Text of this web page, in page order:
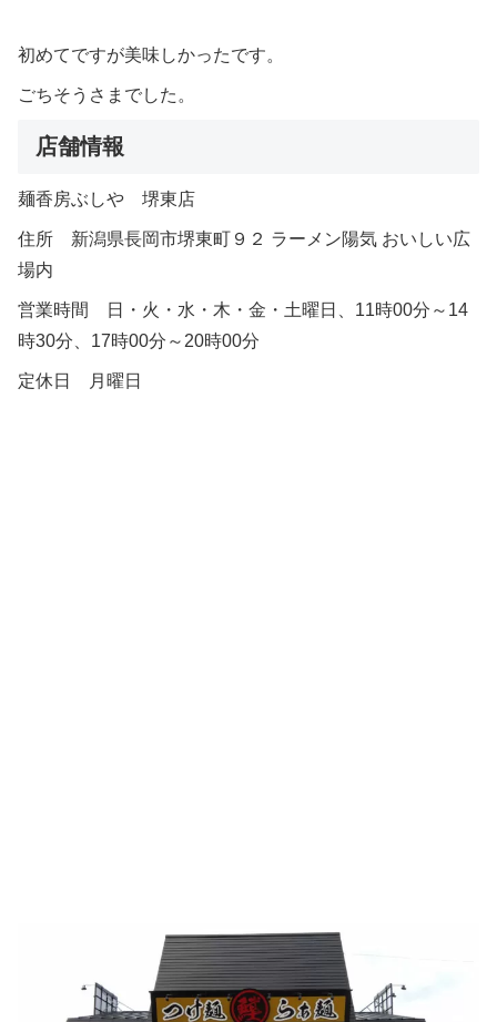
初めてですが美味しかったです。
ごちそうさまでした。
店舗情報
麺香房ぶしや 堺東店
住所 新潟県長岡市堺東町９２ ラーメン陽気 おいしい広
場内
営業時間 日・火・水・木・金・土曜日、11時00分～14
時30分、17時00分～20時00分
定休日 月曜日